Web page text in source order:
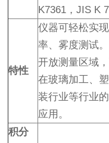
K7361，JIS K
特性
仪器可轻松实
率、雾度测试。
开放测量区域
在玻璃加工、
装行业等行业
应用。
积分